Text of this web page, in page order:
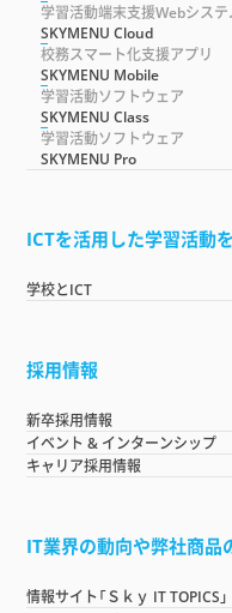
学習活動端末支援Webシステ
SKYMENU Cloud
校務スマート化支援アプリ
SKYMENU Mobile
学習活動ソフトウェア
SKYMENU Class
学習活動ソフトウェア
SKYMENU Pro
ICTを活用した学習活動
学校とICT
採用情報
新卒採用情報
イベント & インターンシップ
キャリア採用情報
IT業界の動向や弊社商品
情報サイト「Ｓｋｙ IT TOPICS」